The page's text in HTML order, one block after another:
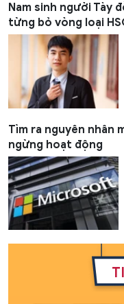
Nam sinh người Tày
từng bỏ vòng loại
Tìm ra nguyên nhân
ngừng hoạt động